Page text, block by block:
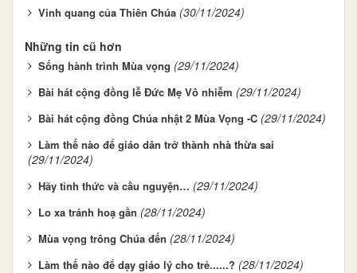
Vinh quang của Thiên Chúa (30/11/2024)
Những tin cũ hơn
Sống hành trình Mùa vọng (29/11/2024)
Bài hát cộng đồng lễ Đức Mẹ Vô nhiễm (29/11/2024)
Bài hát cộng đồng Chúa nhật 2 Mùa Vọng -C (29/11/2024)
Làm thế nào để giáo dân trở thành nhà thừa sai
(29/11/2024)
Hãy tỉnh thức và cầu nguyện… (29/11/2024)
Lo xa tránh hoạ gần (28/11/2024)
Mùa vọng trông Chúa đến (28/11/2024)
Làm thế nào để dạy giáo lý cho trẻ......? (28/11/2024)